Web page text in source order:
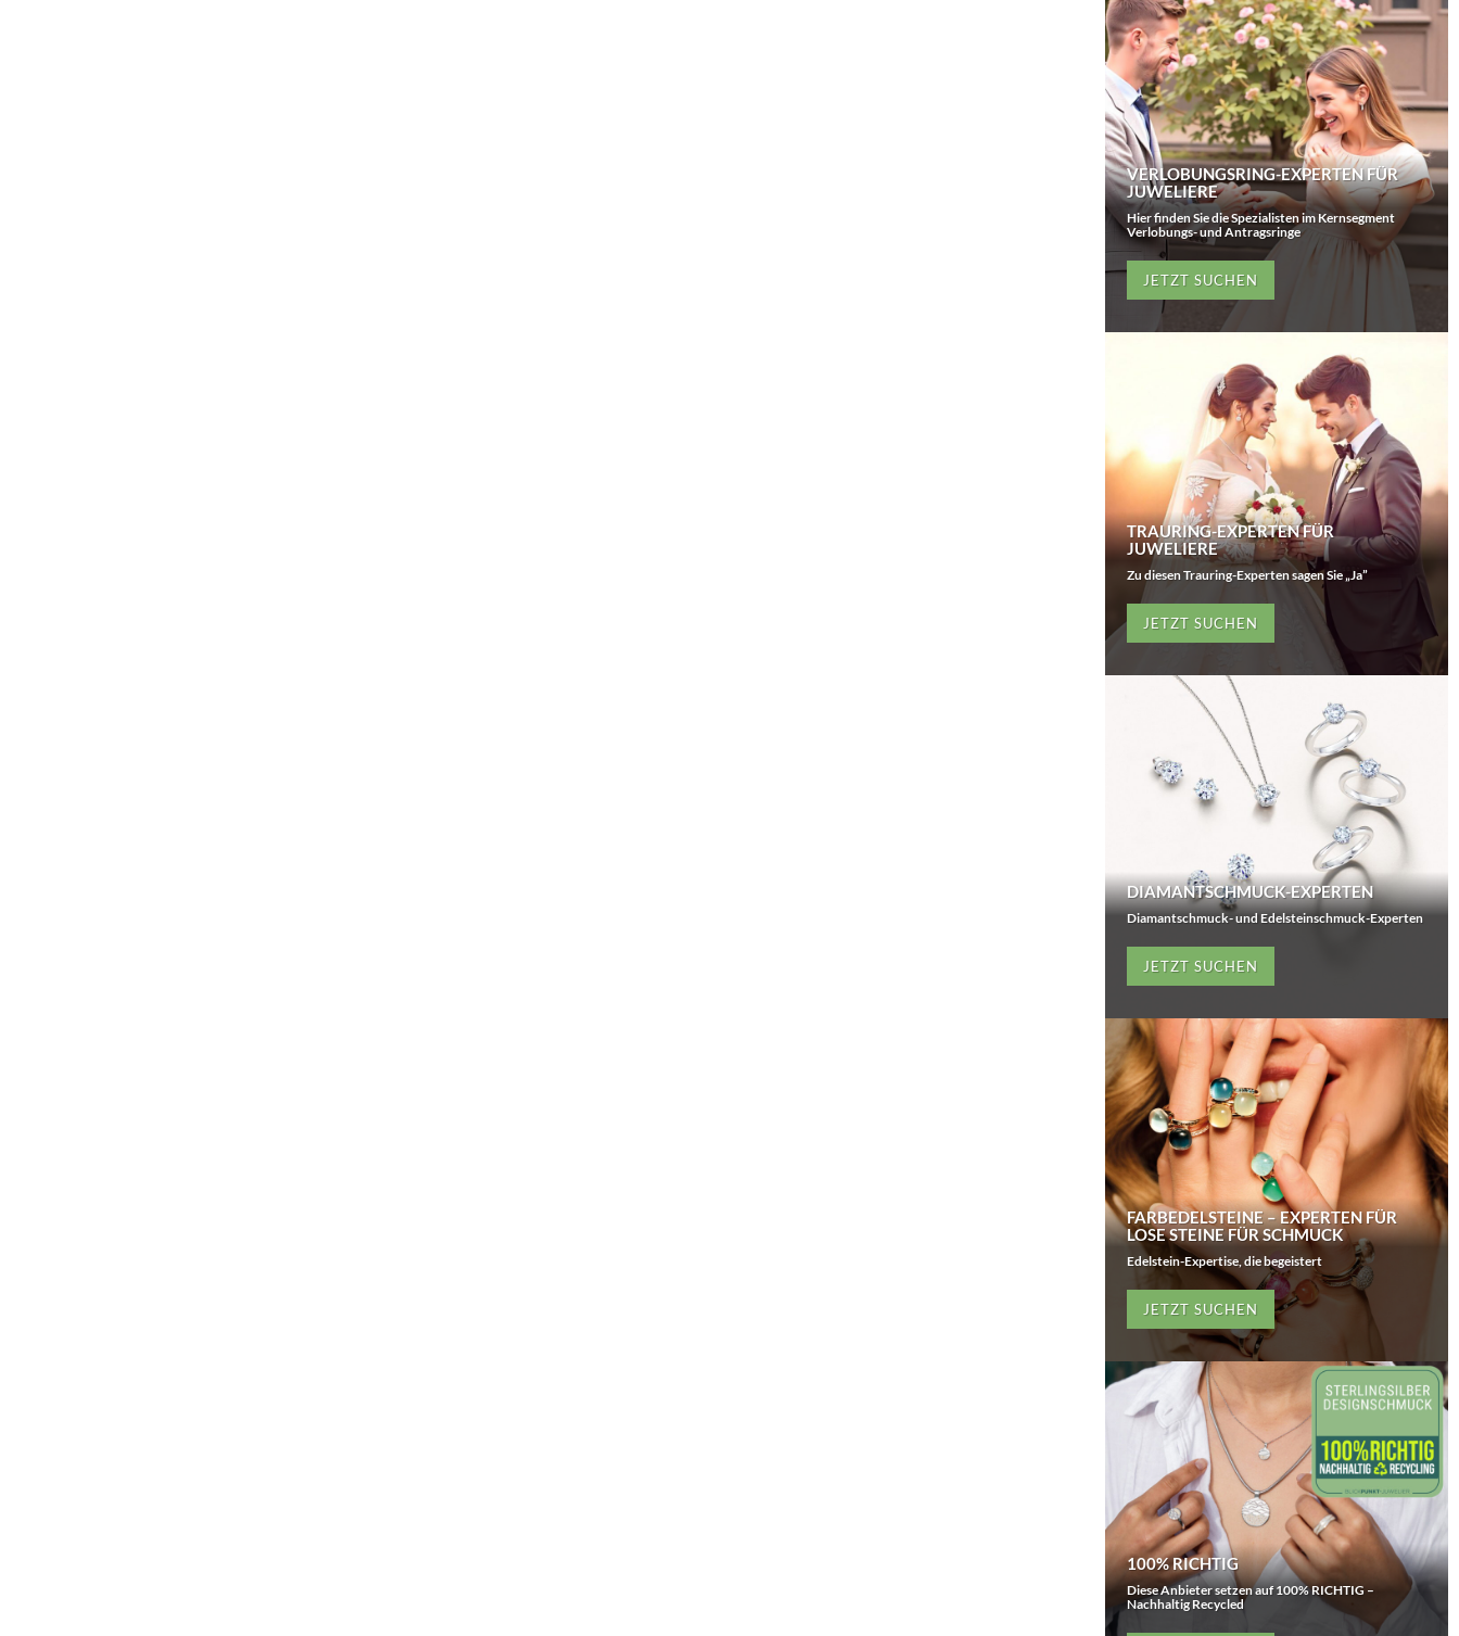
VERLOBUNGSRING-EXPERTEN FÜR
JUWELIERE
Hier finden Sie die Spezialisten im Kernsegment
Verlobungs- und Antragsringe
JETZT SUCHEN
TRAURING-EXPERTEN FÜR
JUWELIERE
Zu diesen Trauring-Experten sagen Sie „Ja”
JETZT SUCHEN
DIAMANTSCHMUCK-EXPERTEN
Diamantschmuck- und Edelsteinschmuck-Experten
JETZT SUCHEN
FARBEDELSTEINE – EXPERTEN FÜR
LOSE STEINE FÜR SCHMUCK
Edelstein-Expertise, die begeistert
JETZT SUCHEN
100% RICHTIG
Diese Anbieter setzen auf 100% RICHTIG –
Nachhaltig Recycled